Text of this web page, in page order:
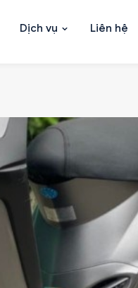
Dịch vụ Liên hệ